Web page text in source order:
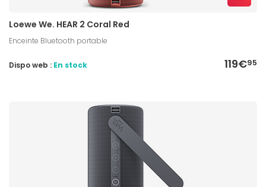
Loewe We. HEAR 2 Coral Red
Enceinte Bluetooth portable
119€95
Dispo web : En stock